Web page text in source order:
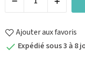
Ajouter aux favoris
 Expédié sous 3 à 8